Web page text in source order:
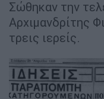
Σώθηκαν την
Αρχιμανδρίτης
τρεις ιερείς.